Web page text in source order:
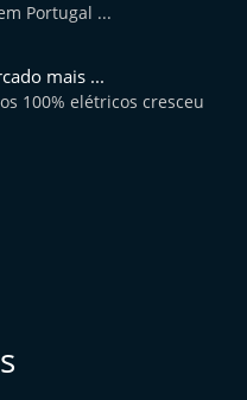
Portugal ...
mais ...
100% elétricos cresceu